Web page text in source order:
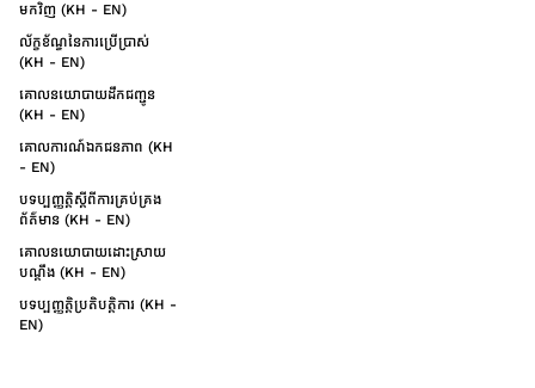
មកវិញ (KH - EN)
ល័ក្ខខ័ណ្ឌនៃការប្រើប្រាស់
(KH - EN)
គោលនយោបាយដឹកជញ្ជូន
(KH - EN)
គោលការណ៍ឯកជនភាព (KH
- EN)
បទប្បញ្ញត្តិស្តីពីការគ្រប់គ្រង
ព័ត៌មាន (KH - EN)
គោលនយោបាយដោះស្រាយ
បណ្ដឹង (KH - EN)
បទប្បញ្ញត្តិប្រតិបត្តិការ (KH -
EN)